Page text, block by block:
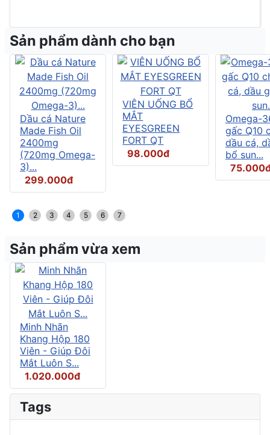
Sản phẩm dành cho bạn
Dầu cá Nature
Made Fish Oil
2400mg
(720mg Omega-
3)...
299.000đ
VIÊN UỐNG BỔ
MẮT
EYESGREEN
FORT QT
98.000đ
Omega-
gấc Q10
dầu cá,
bổ sun...
1 2 3 4 5 6 7
Sản phẩm vừa xem
Minh Nhãn
Khang Hộp 180
Viên - Giúp Đôi
Mắt Luôn S...
1.020.000đ
Tags